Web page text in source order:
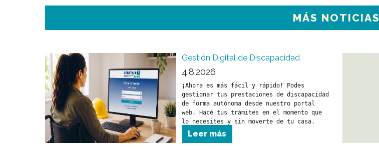
MÁS NOTICIAS
Gestión Digital de Discapacidad
4.8.2026
¡Ahora es más fácil y rápido! Podes
gestionar tus prestaciones de discapacidad
de forma autónoma desde nuestro portal
web. Hacé tus trámites en el momento que
lo necesites y sin moverte de tu casa.
Leer más